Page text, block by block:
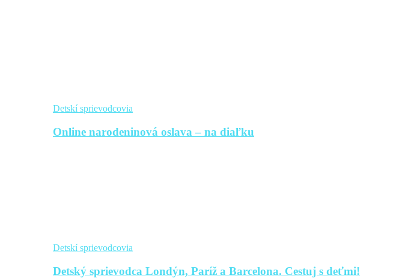
Detskí sprievodcovia
Online narodeninová oslava – na diaľku
Detskí sprievodcovia
Detský sprievodca Londýn, Paríž a Barcelona. Cestuj s deťmi!